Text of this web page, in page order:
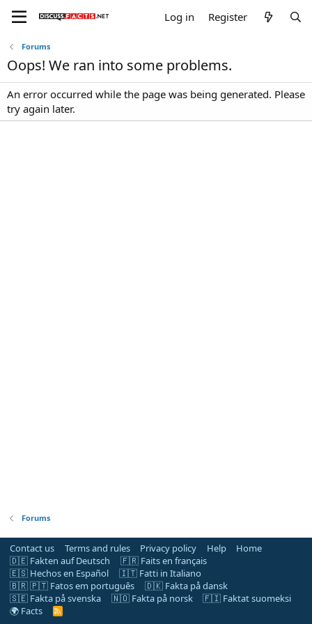
Log in Register
Forums
Oops! We ran into some problems.
An error occurred while the page was being generated. Please
try again later.
Forums
Contact us Terms and rules Privacy policy Help
Home
🇩🇪 Fakten auf Deutsch
🇫🇷 Faits en français
🇪🇸 Hechos en Español
🇮🇹 Fatti in Italiano
🇧🇷 🇵🇹 Fatos em português
🇩🇰 Fakta på dansk
🇸🇪 Fakta på svenska
🇳🇴 Fakta på norsk
🇫🇮 Faktat suomeksi
🌍 Facts
R